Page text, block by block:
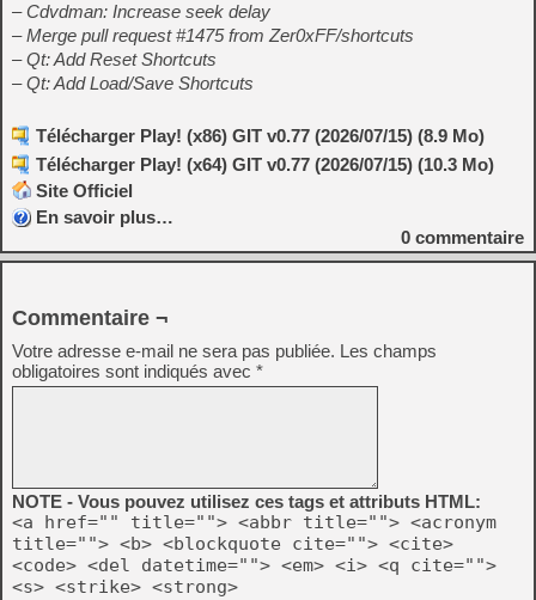
– Cdvdman: Increase seek delay
– Merge pull request #1475 from Zer0xFF/shortcuts
– Qt: Add Reset Shortcuts
– Qt: Add Load/Save Shortcuts
Télécharger Play! (x86) GIT v0.77 (2026/07/15) (8.9 Mo)
Télécharger Play! (x64) GIT v0.77 (2026/07/15) (10.3 Mo)
Site Officiel
En savoir plus…
0 commentaire
Commentaire ¬
Votre adresse e-mail ne sera pas publiée. Les champs
obligatoires sont indiqués avec *
NOTE - Vous pouvez utilisez ces tags et attributs HTML:
<a href="" title=""> <abbr title=""> <acronym
title=""> <b> <blockquote cite=""> <cite>
<code> <del datetime=""> <em> <i> <q cite="">
<s> <strike> <strong>